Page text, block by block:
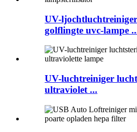
UV-
golflingte uvc-lampe
UV-luchtreiniger
ultraviolet ...